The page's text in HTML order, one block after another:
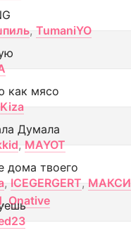
, TumaniYO
как мясо
Kiza
Думала
, MAYOT
дома твоего
, ICEGERGERT, МАКСИ
, Onative